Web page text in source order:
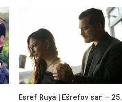
Esref Ruya | Ešrefov san – 25.